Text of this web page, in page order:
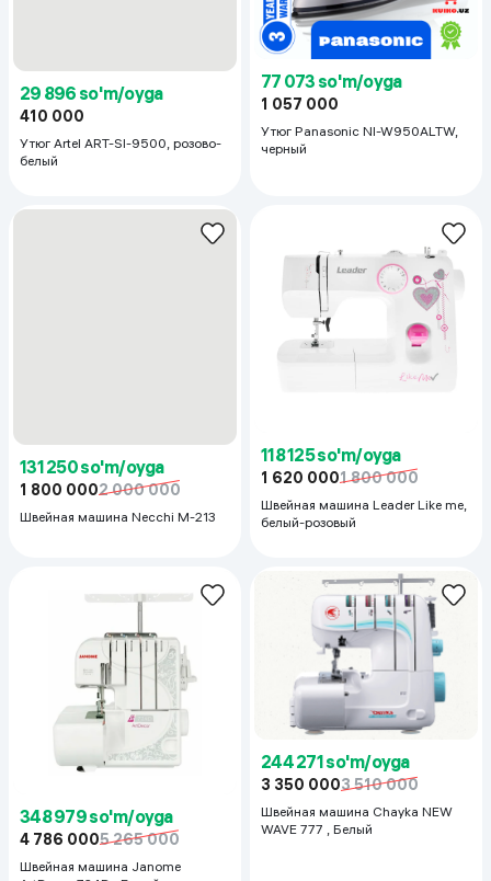
29 896 so'm/oyga
410 000
Утюг Artel ART-SI-9500, розово-
77 073 so'm/oyga
1 057 000
Утюг Panasonic NI-W950ALTW,
черный
131 250 so'm/oyga
1 800 0002 000 000
Швейная машина Necchi M-213
118 125 so'm/oyga
1 620 000 1 800 000
белый-розовый
348 979 so'm/oyga
4 786 0005 265 000
ArtDecor 724D , Белый
244 271 so'm/oyga
3 350 0003 510 000
WAVE 777 , Белый